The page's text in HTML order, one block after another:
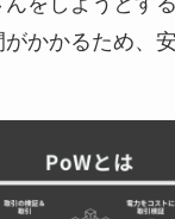
かかるため、